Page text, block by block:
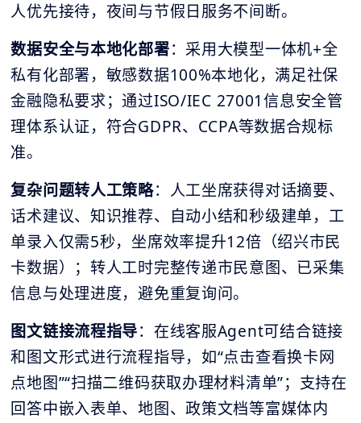
人优先接待，夜间与节假日服务不间断。
数据安全与本地化部署：采用大模型一体机+全
私有化部署，敏感数据100%本地化，满足社保
金融隐私要求；通过ISO/IEC 27001信息安全管
理体系认证，符合GDPR、CCPA等数据合规标
准。
复杂问题转人工策略：人工坐席获得对话摘要、
话术建议、知识推荐、自动小结和秒级建单，工
单录入仅需5秒，坐席效率提升12倍（绍兴市民
卡数据）；转人工时完整传递市民意图、已采集
信息与处理进度，避免重复询问。
图文链接流程指导：在线客服Agent可结合链接
和图文形式进行流程指导，如“点击查看换卡网
点地图”“扫描二维码获取办理材料清单”；支持在
回答中嵌入表单、地图、政策文档等富媒体内